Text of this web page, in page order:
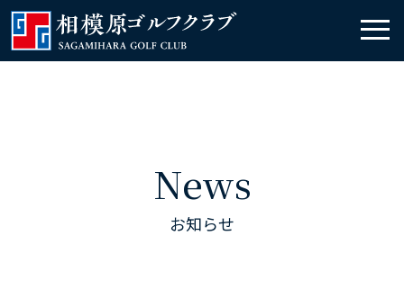
News
お知らせ